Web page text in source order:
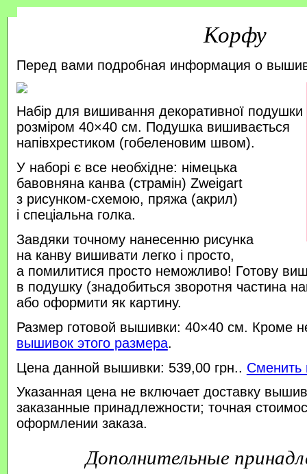
Корфу
Перед вами подробная информация о
Набір для вишивання декоративної подушки
розміром 40×40 см. Подушка вишивається
напівхрестиком (гобеленовим швом).
У наборі є все необхідне: німецька
бавовняна канва (страмін) Zweigart
з рисунком-схемою, пряжа (акрил)
і спеціальна голка.
Завдяки точному нанесенню рисунка
на канву вишивати легко і просто,
а помилитися просто неможливо! Готову
в подушку (знадобиться зворотня частина
або оформити як картину.
Размер готовой вышивки: 40×40 см. Кроме
вышивок этого размера.
Цена данной вышивки: 539,00 грн.. Сменить
Указанная цена не включает доставку
заказанные принадлежности; точная
оформлении заказа.
Дополнительные